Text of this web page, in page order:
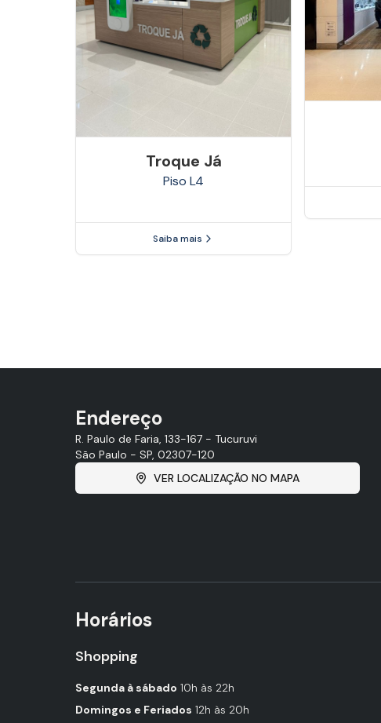
Troque Já
Piso L4
Saiba mais
Endereço
R. Paulo de Faria, 133-167 - Tucuruvi
São Paulo - SP, 02307-120
VER LOCALIZAÇÃO NO MAPA
Horários
Shopping
Segunda à sábado 10h às 22h
Domingos e Feriados 12h às 20h